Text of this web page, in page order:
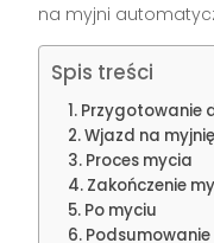
na myjni
Spis treści
Przygotowanie
Wjazd na myjnię
Proces mycia
Zakończenie
Po myciu
Podsumowanie